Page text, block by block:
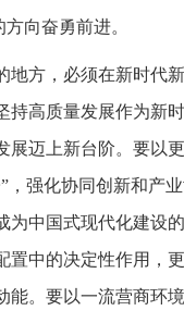
向奋勇前进。
地方，必须在新时代
持高质量发展作为新
展迈上新台阶。要以
，强化协同创新和产
为中国式现代化建设
置中的决定性作用，
能。要以一流营商环